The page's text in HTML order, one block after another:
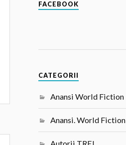
FACEBOOK
CATEGORII
Anansi World Fiction
Anansi. World Fiction